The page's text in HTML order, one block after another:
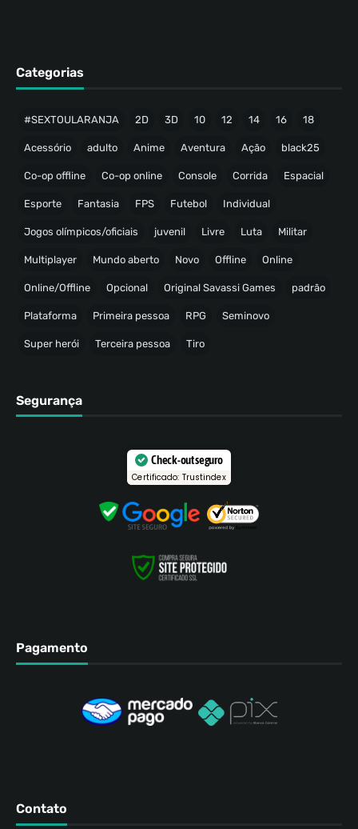
Categorias
#SEXTOULARANJA 2D 3D 10 12 14 16 18
Acessório adulto Anime Aventura Ação black25
Co-op offline Co-op online Console Corrida Espacial
Esporte Fantasia FPS Futebol Individual
Jogos olímpicos/oficiais juvenil Livre Luta Militar
Multiplayer Mundo aberto Novo Offline Online
Online/Offline Opcional Original Savassi Games padrão
Plataforma Primeira pessoa RPG Seminovo
Super herói Terceira pessoa Tiro
Segurança
Check-out seguro
Certificado: Trustindex
Pagamento
Contato